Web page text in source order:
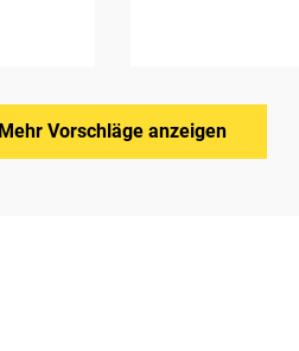
Mehr Vorschläge anzeigen